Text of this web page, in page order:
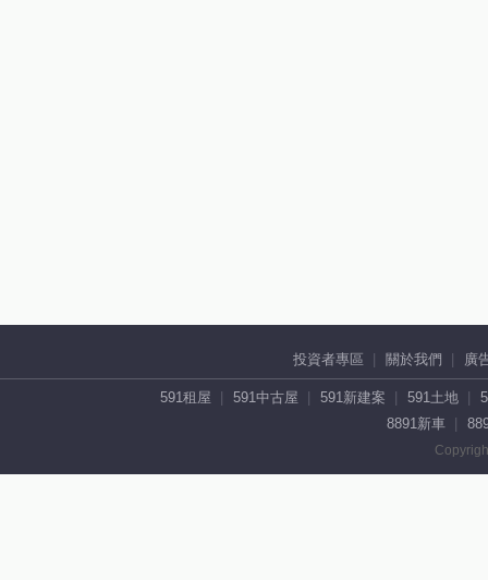
投資者專區 關於我們 廣
591租屋 591中古屋 591新建案 591土地
8891新車